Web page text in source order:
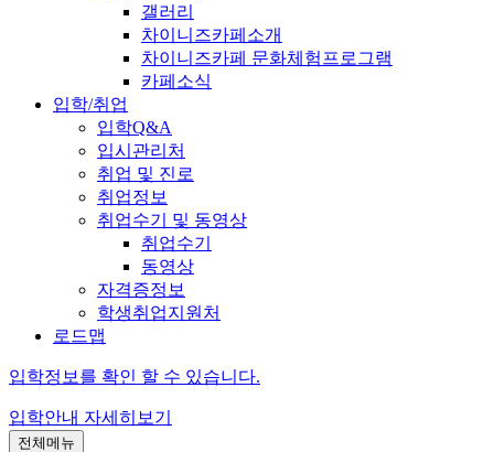
갤러리
차이니즈카페소개
차이니즈카페 문화체험프로그램
카페소식
입학/취업
입학Q&A
입시관리처
취업 및 진로
취업정보
취업수기 및 동영상
취업수기
동영상
자격증정보
학생취업지원처
로드맵
입학정보를 확인 할 수 있습니다.
입학안내 자세히보기
전체메뉴